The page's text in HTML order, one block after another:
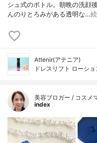
シュ式のボトル。朝晩の洗顔
んのりとろみがある透明な…
Attenir(アテニア)
ドレスリフト ローショ
美容ブロガー / コスメ
index